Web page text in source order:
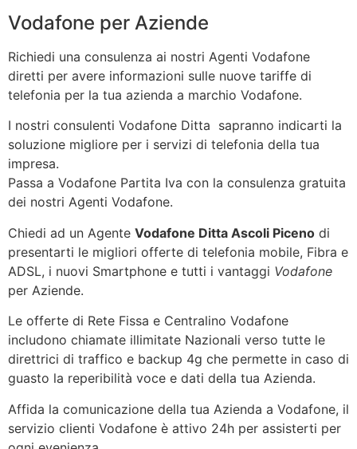
Vodafone per Aziende
Richiedi una consulenza ai nostri Agenti Vodafone
diretti per avere informazioni sulle nuove tariffe di
telefonia per la tua azienda a marchio Vodafone.
I nostri consulenti Vodafone Ditta sapranno indicarti la
soluzione migliore per i servizi di telefonia della tua
impresa.
Passa a Vodafone Partita Iva con la consulenza gratuita
dei nostri Agenti Vodafone.
Chiedi ad un Agente Vodafone Ditta Ascoli Piceno di
presentarti le migliori offerte di telefonia mobile, Fibra e
ADSL, i nuovi Smartphone e tutti i vantaggi Vodafone
per Aziende.
Le offerte di Rete Fissa e Centralino Vodafone
includono chiamate illimitate Nazionali verso tutte le
direttrici di traffico e backup 4g che permette in caso di
guasto la reperibilità voce e dati della tua Azienda.
Affida la comunicazione della tua Azienda a Vodafone, il
servizio clienti Vodafone è attivo 24h per assisterti per